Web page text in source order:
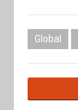
Global